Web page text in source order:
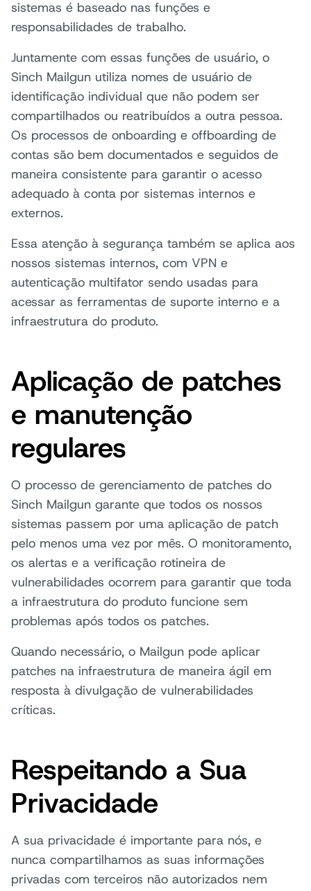
sistemas é baseado nas funções e
responsabilidades de trabalho.
Juntamente com essas funções de usuário, o
Sinch Mailgun utiliza nomes de usuário de
identificação individual que não podem ser
compartilhados ou reatribuídos a outra pessoa.
Os processos de onboarding e offboarding de
contas são bem documentados e seguidos de
maneira consistente para garantir o acesso
adequado à conta por sistemas internos e
externos.
Essa atenção à segurança também se aplica aos
nossos sistemas internos, com VPN e
autenticação multifator sendo usadas para
acessar as ferramentas de suporte interno e a
infraestrutura do produto.
Aplicação de patches
e manutenção
regulares
O processo de gerenciamento de patches do
Sinch Mailgun garante que todos os nossos
sistemas passem por uma aplicação de patch
pelo menos uma vez por mês. O monitoramento,
os alertas e a verificação rotineira de
vulnerabilidades ocorrem para garantir que toda
a infraestrutura do produto funcione sem
problemas após todos os patches.
Quando necessário, o Mailgun pode aplicar
patches na infraestrutura de maneira ágil em
resposta à divulgação de vulnerabilidades
críticas.
Respeitando a Sua
Privacidade
A sua privacidade é importante para nós, e
nunca compartilhamos as suas informações
privadas com terceiros não autorizados nem